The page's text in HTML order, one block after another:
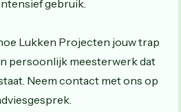
gebruik.
Lukken Projecten jouw trap
persoonlijk meesterwerk dat
Neem contact met ons op